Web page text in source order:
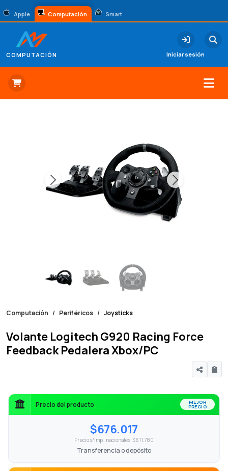
Apple Computación Smart
COMPUTACIÓN Iniciar sesión
Computación Periféricos Joysticks
Volante Logitech G920 Racing Force
Feedback Pedalera Xbox/PC
Precio del producto MEJOR
PRECIO
$676.017
Precio s/imp. nacionales: $611.780
Transferencia o depósito